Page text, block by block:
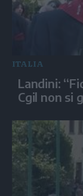
ITALIA
Landini:
Cgil non si